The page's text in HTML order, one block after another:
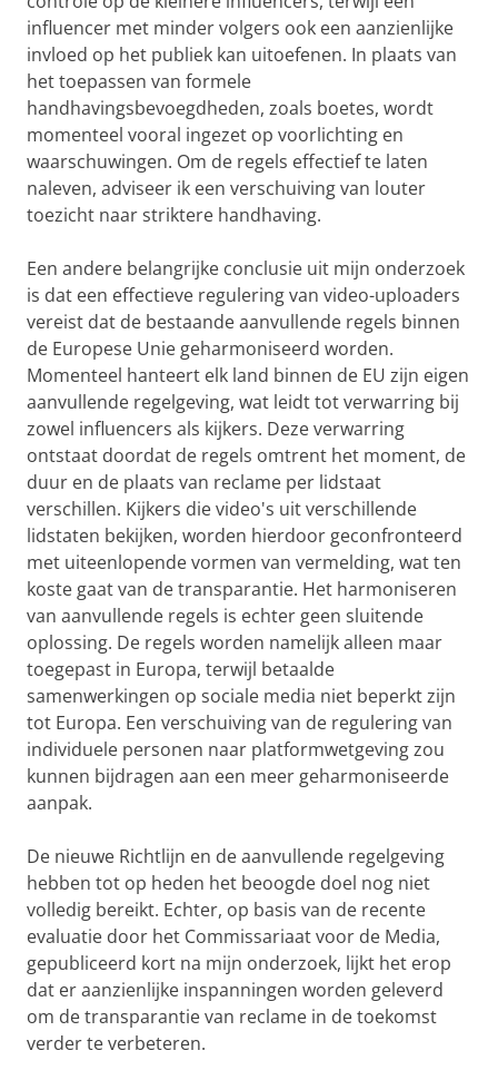
influencer met minder volgers ook een aanzienlijke
invloed op het publiek kan uitoefenen. In plaats van
het toepassen van formele
handhavingsbevoegdheden, zoals boetes, wordt
momenteel vooral ingezet op voorlichting en
waarschuwingen. Om de regels effectief te laten
naleven, adviseer ik een verschuiving van louter
toezicht naar striktere handhaving.
Een andere belangrijke conclusie uit mijn onderzoek
is dat een effectieve regulering van video-uploaders
vereist dat de bestaande aanvullende regels binnen
de Europese Unie geharmoniseerd worden.
Momenteel hanteert elk land binnen de EU zijn eigen
aanvullende regelgeving, wat leidt tot verwarring bij
zowel influencers als kijkers. Deze verwarring
ontstaat doordat de regels omtrent het moment, de
duur en de plaats van reclame per lidstaat
verschillen. Kijkers die video's uit verschillende
lidstaten bekijken, worden hierdoor geconfronteerd
met uiteenlopende vormen van vermelding, wat ten
koste gaat van de transparantie​. Het harmoniseren
van aanvullende regels is echter geen sluitende
oplossing. De regels worden namelijk alleen maar
toegepast in Europa, terwijl betaalde
samenwerkingen op sociale media niet beperkt zijn
tot Europa. Een verschuiving van de regulering van
individuele personen naar platformwetgeving zou
kunnen bijdragen aan een meer geharmoniseerde
aanpak.
De nieuwe Richtlijn en de aanvullende regelgeving
hebben tot op heden het beoogde doel nog niet
volledig bereikt. Echter, op basis van de recente
evaluatie door het Commissariaat voor de Media,
gepubliceerd kort na mijn onderzoek, lijkt het erop
dat er aanzienlijke inspanningen worden geleverd
om de transparantie van reclame in de toekomst
verder te verbeteren.